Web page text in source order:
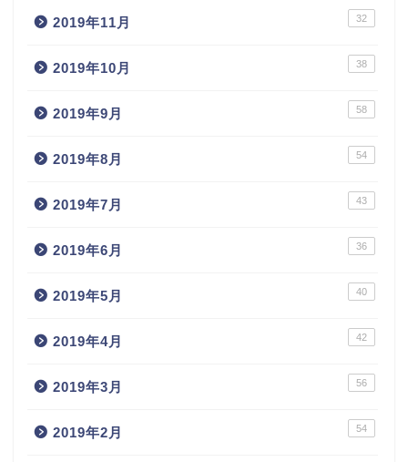
2019年11月 32
2019年10月 38
2019年9月 58
2019年8月 54
2019年7月 43
2019年6月 36
2019年5月 40
2019年4月 42
2019年3月 56
2019年2月 54